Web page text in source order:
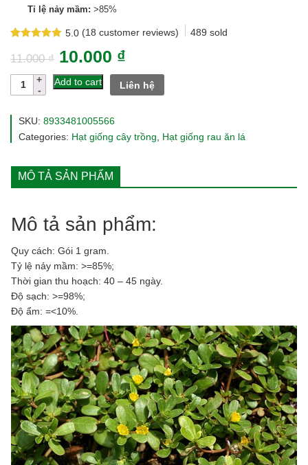
Tỉ lệ nảy mầm: >85%
5.0
out of 5
customer
ratings
(18 customer reviews) 489 sold
11.000₫ 10.000 ₫
Hạt
sam
quantity
Add to cart Liên hệ
SKU: 8933481005566
Categories: Hạt giống cây trồng, Hạt giống rau ăn lá
MÔ TẢ SẢN PHẨM
Mô tả sản phẩm:
Quy cách: Gói 1 gram.
Tỷ lệ nảy mầm: >=85%;
Thời gian thu hoạch: 40 – 45 ngày.
Độ sạch: >=98%;
Độ ẩm: =<10%.